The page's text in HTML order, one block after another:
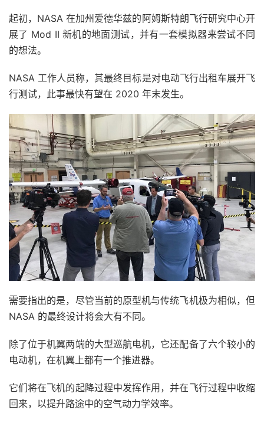
起初，NASA 在加州爱德华兹的阿姆斯特朗飞行研究中心开
展了 Mod II 新机的地面测试，并有一套模拟器来尝试不同
的想法。
NASA 工作人员称，其最终目标是对电动飞行出租车展开飞
行测试，此事最快有望在 2020 年末发生。
需要指出的是，尽管当前的原型机与传统飞机极为相似，但
NASA 的最终设计将会大有不同。
除了位于机翼两端的大型巡航电机，它还配备了六个较小的
电动机，在机翼上都有一个推进器。
它们将在飞机的起降过程中发挥作用，并在飞行过程中收缩
回来，以提升路途中的空气动力学效率。